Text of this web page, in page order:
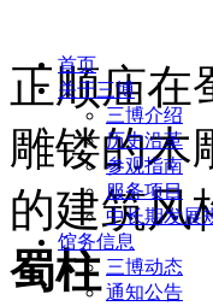
首页
关于三博
三博介绍
历史沿革
参观指南
服务项目
中长期发展
馆务信息
三博动态
通知公告
正顺庙在
雕镂的木
的建筑风
蜀柱